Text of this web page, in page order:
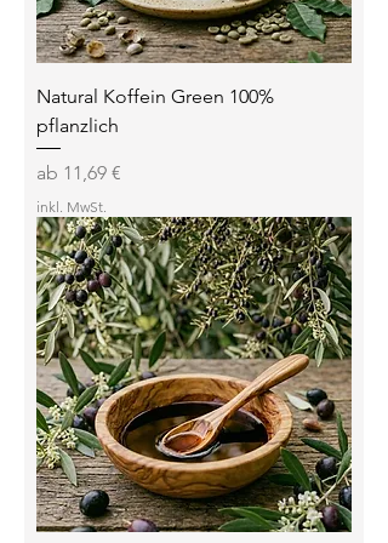
Natural Koffein Green 100%
pflanzlich
ab 11,69 €
Sale-Preis
inkl. MwSt.